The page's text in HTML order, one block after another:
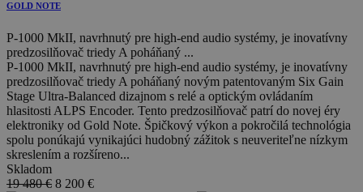
GOLD NOTE
P-1000 MkII, navrhnutý pre high-end audio systémy, je inovatívny
predzosilňovač triedy A poháňaný ...
P-1000 MkII, navrhnutý pre high-end audio systémy, je inovatívny
predzosilňovač triedy A poháňaný novým patentovaným Six Gain
Stage Ultra-Balanced dizajnom s relé a optickým ovládaním
hlasitosti ALPS Encoder. Tento predzosilňovač patrí do novej éry
elektroniky od Gold Note. Špičkový výkon a pokročilá technológia
spolu ponúkajú vynikajúci hudobný zážitok s neuveriteľne nízkym
skreslením a rozšíreno...
Skladom
19 480 € 8 200 €